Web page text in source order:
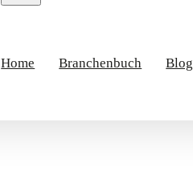
Home Branchenbuch Blog